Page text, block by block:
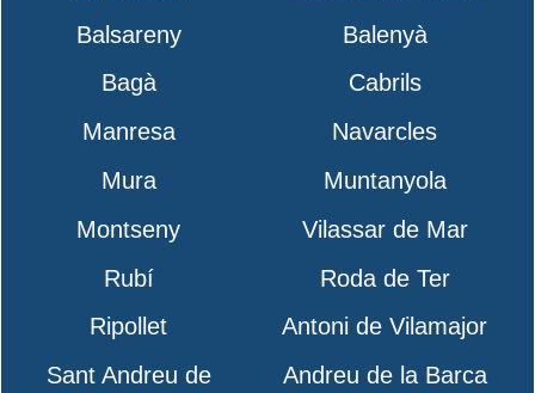
Balsareny
Balenyà
Bagà
Cabrils
Manresa
Navarcles
Mura
Muntanyola
Montseny
Vilassar de Mar
Rubí
Roda de Ter
Ripollet
Antoni de Vilamajor
Sant Andreu de
Andreu de la Barca